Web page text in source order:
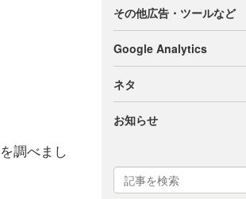
調べまし
その他広告・ツールなど
Google Analytics
ネタ
お知らせ